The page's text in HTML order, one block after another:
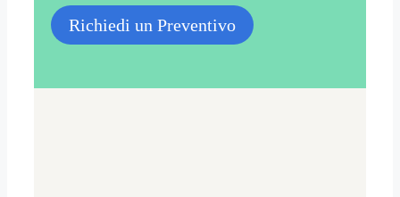
Richiedi un Preventivo